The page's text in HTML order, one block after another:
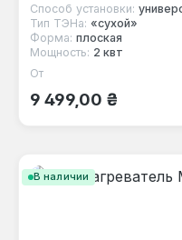
Способ установки:
Тип ТЭНа: «сухой»
Форма: плоская
Мощность: 2 квт
Обычная цена:
От
9 499,00 ₴
В наличии